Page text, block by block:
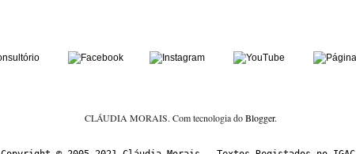
CLÁUDIA MORAIS. Com tecnologia doBlogger.